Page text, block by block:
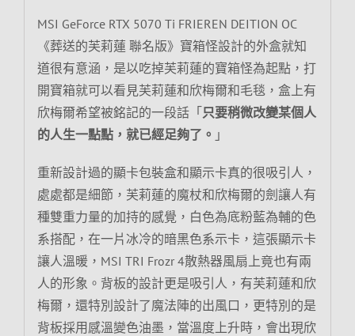
MSI GeForce RTX 5070 Ti FRIEREN DEITION OC
《葬送的芙莉蓮 聯名版》寶箱怪設計的外盒就知
道很有意涵，是以吃掉芙莉蓮的寶箱怪為起點，打
開寶箱就可以看見芙莉蓮和欣梅爾和毛毯，盒上有
欣梅爾希望被銘記的一段話「只要稍微改變某個人
的人生一點點，就已經足夠了。 」
重新設計過的顯卡包裝盒和顯示卡真的很吸引人，
處處都是細節，芙莉蓮的魔杖和欣梅爾的劍讓人有
種雙重力量的加持的感覺，白色為底粉藍為輔的色
系搭配，在一片冰冷的暗黑色系示卡，這張顯示卡
讓人溫暖，MSI TRI Frozr 4散熱器風扇上竟也有兩
人的形象。背板的設計更是吸引人，有芙莉蓮和欣
梅爾，還特別設計了魔法陣的出風口，更特別的是
背板採用感溫變色油墨，當溫度上升時，會出現欣